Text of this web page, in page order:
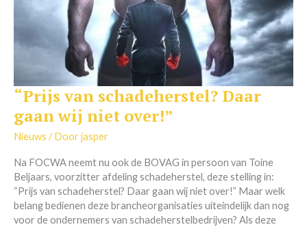
“Prijs van schadeherstel? Daar
gaan wij niet over!”
Nieuws / Doorjasper
Na FOCWA neemt nu ook de BOVAG in persoon van Toine
Beljaars, voorzitter afdeling schadeherstel, deze stelling in:
“Prijs van schadeherstel? Daar gaan wij niet over!” Maar welk
belang bedienen deze brancheorganisaties uiteindelijk dan nog
voor de ondernemers van schadeherstelbedrijven? Als deze
“Prijs
schadeherstel?
Daar
wij
niet
over!”